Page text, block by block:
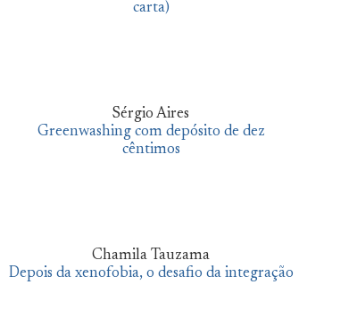
carta)
Sérgio Aires
Greenwashing com depósito de dez
cêntimos
Chamila Tauzama
Depois da xenofobia, o desafio da integração